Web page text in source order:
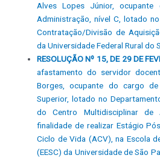
Alves Lopes Júnior,
Administração, nível C, lotado
Contratação/Divisão de
da Universidade Federal Rural do
RESOLUÇÃO Nº 15, DE 29 DE
afastamento do servidor
Borges, ocupante do cargo
Superior, lotado no
do Centro Multidisciplinar
finalidade de realizar Estágio
Ciclo de Vida (ACV), na Escola
(EESC) da Universidade de São